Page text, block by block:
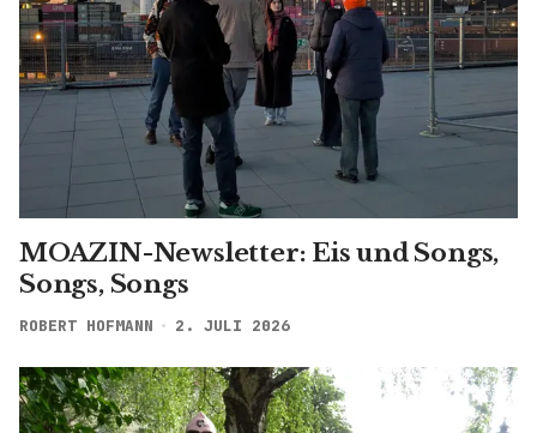
MOAZIN-Newsletter: Eis und Songs,
Songs, Songs
ROBERT HOFMANN 2. JULI 2026